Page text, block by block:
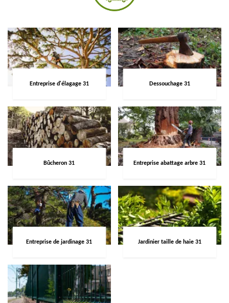
Entreprise d'élagage 31 Dessouchage 31
Bûcheron 31 Entreprise abattage arbre 31
Entreprise de jardinage 31 Jardinier taille de haie 31